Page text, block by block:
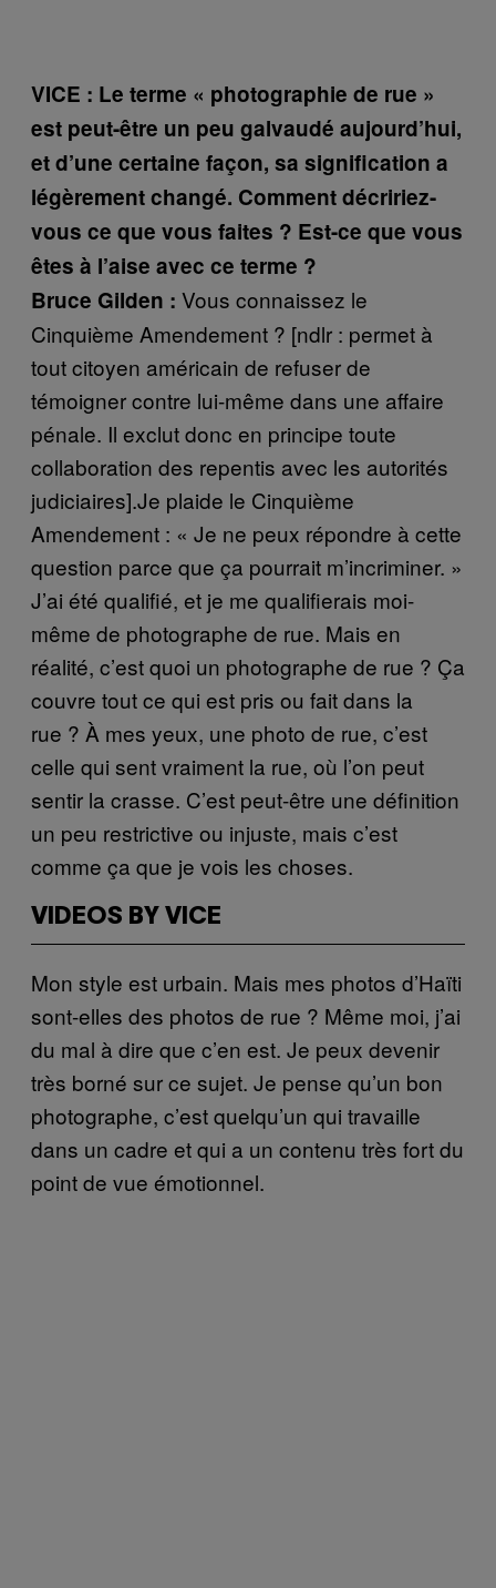
VICE : Le terme « photographie de rue »
est peut-être un peu galvaudé aujourd’hui,
et d’une certaine façon, sa signification a
légèrement changé. Comment décririez-
vous ce que vous faites ? Est-ce que vous
êtes à l’aise avec ce terme ?
Bruce Gilden : Vous connaissez le
Cinquième Amendement ? [ndlr : permet à
tout citoyen américain de refuser de
témoigner contre lui-même dans une affaire
pénale. Il exclut donc en principe toute
collaboration des repentis avec les autorités
judiciaires].Je plaide le Cinquième
Amendement : « Je ne peux répondre à cette
question parce que ça pourrait m’incriminer. »
J’ai été qualifié, et je me qualifierais moi-
même de photographe de rue. Mais en
réalité, c’est quoi un photographe de rue ? Ça
couvre tout ce qui est pris ou fait dans la
rue ? À mes yeux, une photo de rue, c’est
celle qui sent vraiment la rue, où l’on peut
sentir la crasse. C’est peut-être une définition
un peu restrictive ou injuste, mais c’est
comme ça que je vois les choses.
VIDEOS BY VICE
Mon style est urbain. Mais mes photos d’Haïti
sont-elles des photos de rue ? Même moi, j’ai
du mal à dire que c’en est. Je peux devenir
très borné sur ce sujet. Je pense qu’un bon
photographe, c’est quelqu’un qui travaille
dans un cadre et qui a un contenu très fort du
point de vue émotionnel.